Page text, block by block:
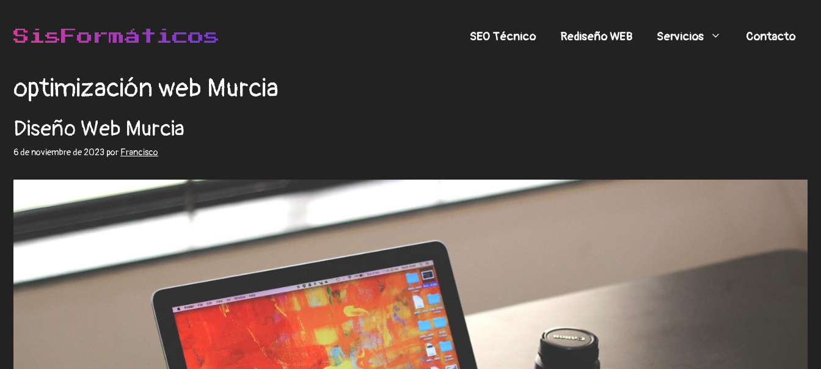
SEO Técnico Rediseño WEB Servicios Contacto
optimización web Murcia
Diseño Web Murcia
6 de noviembre de 2023 por Francisco